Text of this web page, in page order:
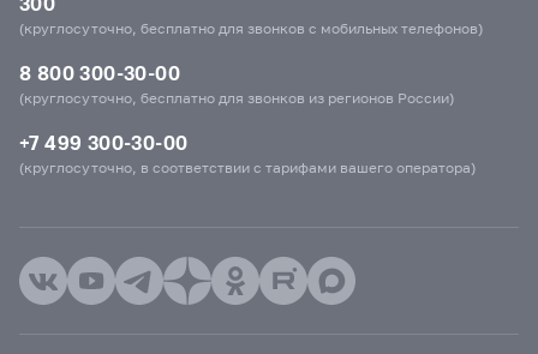
(круглосуточно, бесплатно для звонков с мобильных телефонов)
8 800 300-30-00
(круглосуточно, бесплатно для звонков из регионов России)
+7 499 300-30-00
(круглосуточно, в соответствии с тарифами вашего оператора)